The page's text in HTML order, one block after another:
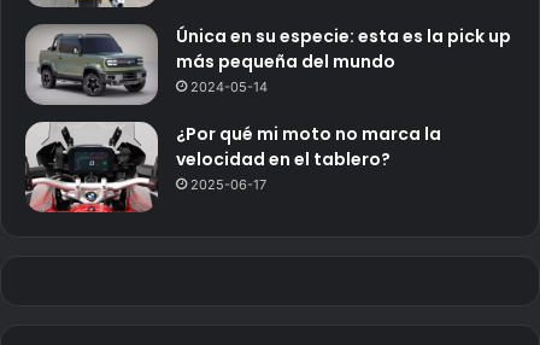
Única en su especie: esta es la pick up
más pequeña del mundo
2024-05-14
¿Por qué mi moto no marca la
velocidad en el tablero?
2025-06-17